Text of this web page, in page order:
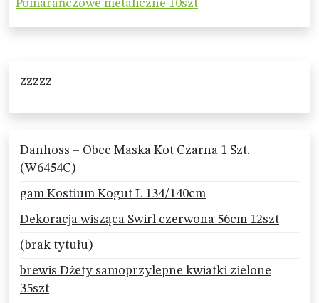
Pomarańczowe metaliczne 10szt
zzzzz
Danhoss – Obce Maska Kot Czarna 1 Szt.
(W6454C)
gam Kostium Kogut L 134/140cm
Dekoracja wisząca Swirl czerwona 56cm 12szt
(brak tytułu)
brewis Dżety samoprzylepne kwiatki zielone
35szt